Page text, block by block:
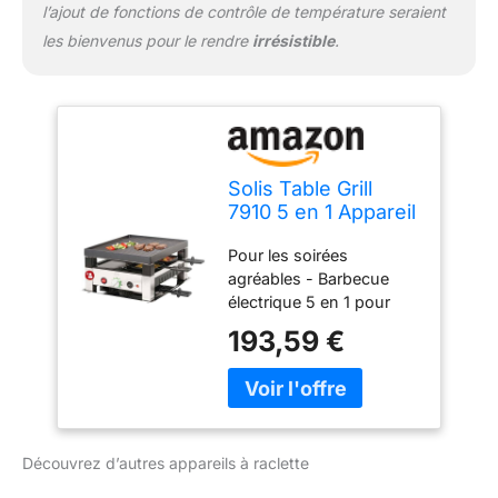
l’ajout de fonctions de contrôle de température seraient
les bienvenus pour le rendre irrésistible.
Solis Table Grill
7910 5 en 1 Appareil
personnes –
Raclette + grill de
table + wok + grill à
pizza + crêpes –
Barbecue
électrique – 1020 W
– Acier inoxydable
Pour les soirées
agréables - Barbecue
électrique 5 en 1 pour
famille et entre amis :
raclette grill, barbecue de
table, mini wok, pizza et
de cuisson utilisable – 1
193,59 €
Découvrez d’autres appareils à raclette